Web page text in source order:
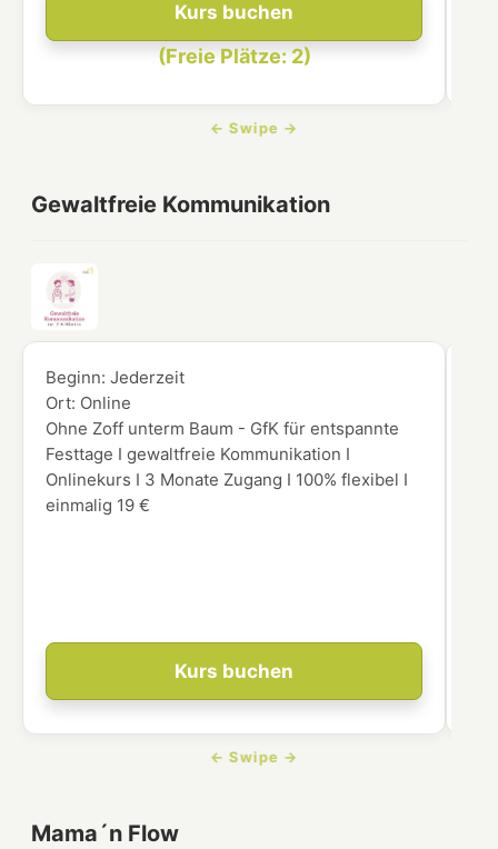
Kurs buchen
(Freie Plätze: 2)
Gewaltfreie Kommunikation
Kurs buchen
Beginn:Jederzeit
Ort: Online
Ohne Zoff unterm Baum - GfK für entspannte
Festtage I gewaltfreie Kommunikation I
Onlinekurs I 3 Monate Zugang I 100% flexibel I
einmalig 19 €
Mama´n Flow